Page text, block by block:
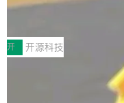
传输性能最高提升5倍。
于自研UCL-Engine通信
持续开源更多基于UCL-
件。 腾讯网平团队在
个独立于业务线程的全局
创新与落地成效成功入选
助力企业AI研发安全落地
经开始引入 AI Coding 工
型或企业内部部署模型提
Coding 从个人辅助工具
级应用，企业在规模化落
深信服AI算力网关入选
前不久，工业和信息化部
名单》，集中展示人工智
行业赋能、产品应用、支
网关（AI创新平台）成功
建设，算力构成形态逐渐
开 开源科技
Jeff Dean 离开
束，一个实验室的开始
Google 员工编号 20。